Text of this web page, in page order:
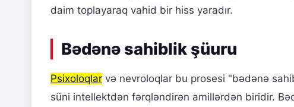
daim toplayaraq vahid bir hiss yaradır.
Bədənə sahiblik şüuru
Psixoloqlar və nevroloqlar bu prosesi "bədənə
süni intellektdən fərqləndirən amillərdən biridir.